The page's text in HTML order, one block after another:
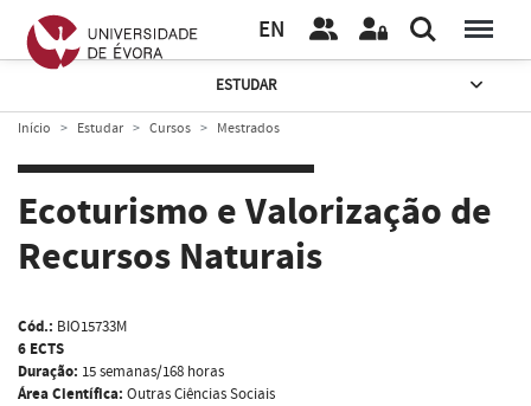
EN
ESTUDAR
Início Estudar Cursos Mestrados
Ecoturismo e Valorização de
Recursos Naturais
Cód.: BIO15733M
6 ECTS
Duração: 15 semanas/168 horas
Área Científica: Outras Ciências Sociais